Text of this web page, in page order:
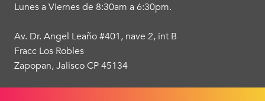
Lunes a Viernes de 8:30am a 6:30pm.
Av. Dr. Angel Leaño #401, nave 2, int B
Fracc Los Robles
Zapopan, Jalisco CP 45134